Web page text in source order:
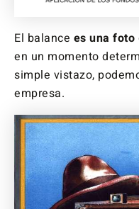
El balance es una foto
en un momento
simple vistazo,
empresa.